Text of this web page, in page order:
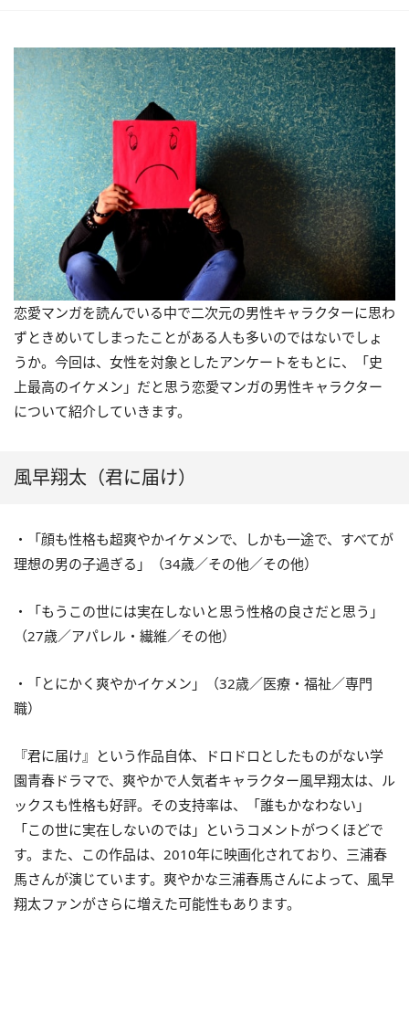
恋愛マンガを読んでいる中で二次元の男性キャラクターに思わ
ずときめいてしまったことがある人も多いのではないでしょ
うか。今回は、女性を対象としたアンケートをもとに、「史
上最高のイケメン」だと思う恋愛マンガの男性キャラクター
について紹介していきます。
風早翔太（君に届け）
・「顔も性格も超爽やかイケメンで、しかも一途で、すべてが
理想の男の子過ぎる」（34歳／その他／その他）
・「もうこの世には実在しないと思う性格の良さだと思う」
（27歳／アパレル・繊維／その他）
・「とにかく爽やかイケメン」（32歳／医療・福祉／専門
職）
『君に届け』という作品自体、ドロドロとしたものがない学
園青春ドラマで、爽やかで人気者キャラクター風早翔太は、ル
ックスも性格も好評。その支持率は、「誰もかなわない」
「この世に実在しないのでは」というコメントがつくほどで
す。また、この作品は、2010年に映画化されており、三浦春
馬さんが演じています。爽やかな三浦春馬さんによって、風早
翔太ファンがさらに増えた可能性もあります。